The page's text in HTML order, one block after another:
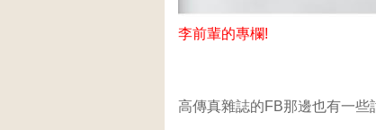
李前輩的專欄!
高傳真雜誌的FB那邊也有一些